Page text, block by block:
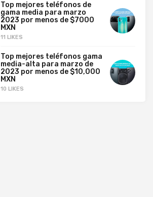
Top mejores teléfonos de
gama media para marzo
2023 por menos de $7000
MXN
11 LIKES
Top mejores teléfonos gama
media-alta para marzo de
2023 por menos de $10,000
MXN
10 LIKES